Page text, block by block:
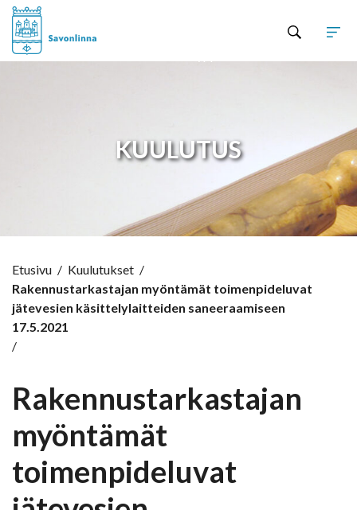
KUULUTUS
Etusivu / Kuulutukset /
Rakennustarkastajan myöntämät toimenpideluvat
jätevesien käsittelylaitteiden saneeraamiseen
17.5.2021
/
Rakennustarkastajan
myöntämät
toimenpideluvat